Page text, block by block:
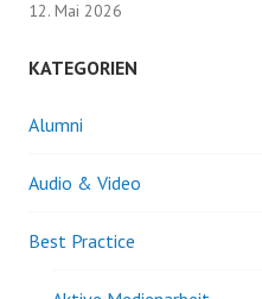
12. Mai 2026
KATEGORIEN
Alumni
Audio & Video
Best Practice